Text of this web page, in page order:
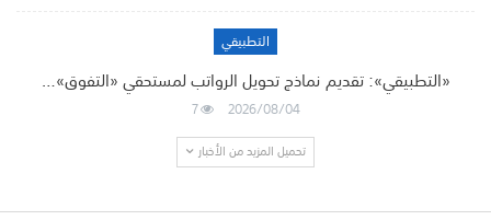
التطبيقي
«التطبيقي»: تقديم نماذج تحويل الرواتب لمستحقي «التفوق»…
2026/08/04
7
تحميل المزيد من الأخبار